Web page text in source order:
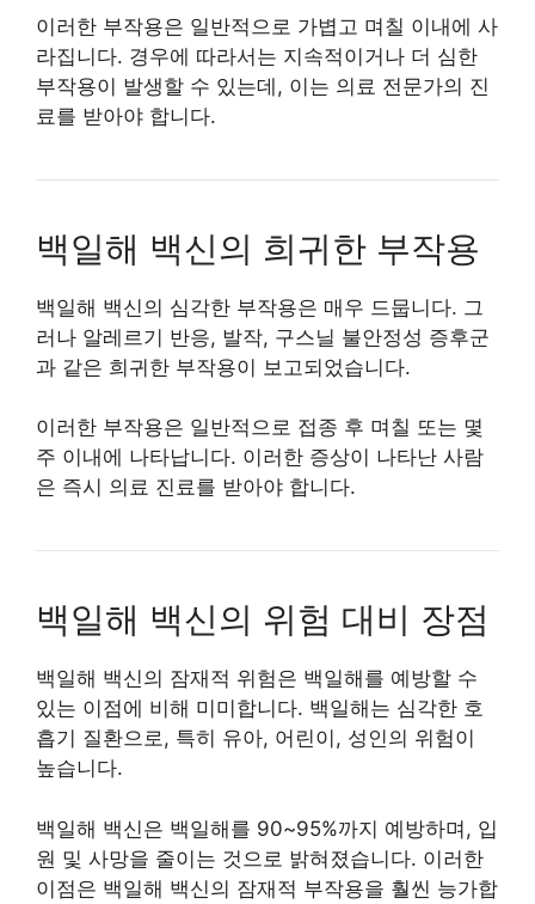
이러한 부작용은 일반적으로 가볍고 며칠 이내에 사
라집니다. 경우에 따라서는 지속적이거나 더 심한
부작용이 발생할 수 있는데, 이는 의료 전문가의 진
료를 받아야 합니다.
백일해 백신의 희귀한 부작용
백일해 백신의 심각한 부작용은 매우 드뭅니다. 그
러나 알레르기 반응, 발작, 구스닐 불안정성 증후군
과 같은 희귀한 부작용이 보고되었습니다.
이러한 부작용은 일반적으로 접종 후 며칠 또는 몇
주 이내에 나타납니다. 이러한 증상이 나타난 사람
은 즉시 의료 진료를 받아야 합니다.
백일해 백신의 위험 대비 장점
백일해 백신의 잠재적 위험은 백일해를 예방할 수
있는 이점에 비해 미미합니다. 백일해는 심각한 호
흡기 질환으로, 특히 유아, 어린이, 성인의 위험이
높습니다.
백일해 백신은 백일해를 90~95%까지 예방하며, 입
원 및 사망을 줄이는 것으로 밝혀졌습니다. 이러한
이점은 백일해 백신의 잠재적 부작용을 훨씬 능가합